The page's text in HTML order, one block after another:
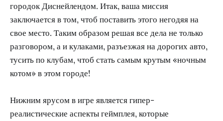
городок Диснейлендом. Итак, ваша миссия
заключается в том, чтоб поставить этого негодяя на
свое место. Таким образом решая все дела не только
разговором, а и кулаками, разъезжая на дорогих авто,
тусить по клубам, чтоб стать самым крутым «ночным
котом» в этом городе!
Нижним ярусом в игре является гипер-
реалистические аспекты геймплея, которые